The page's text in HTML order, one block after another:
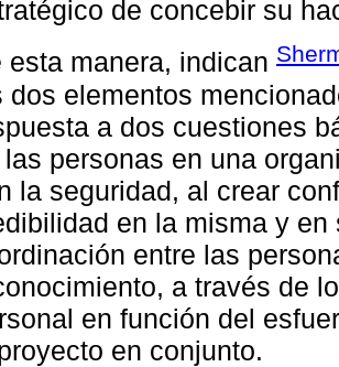
de concebir su
esta manera, indican
dos elementos
a dos cuestiones
las personas en una
la seguridad, al crear
en la misma y
entre las
a través de
en función del
en conjunto.